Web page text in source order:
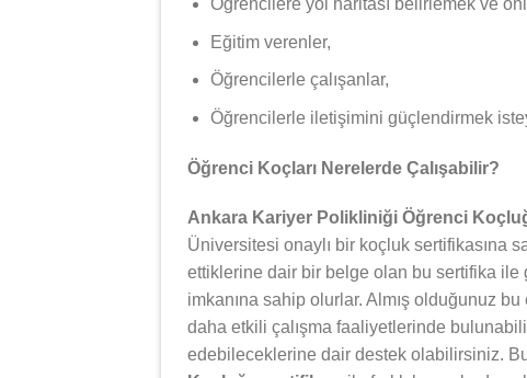
Öğrencilere yol haritası belirlemek ve
Eğitim verenler,
Öğrencilerle çalışanlar,
Öğrencilerle iletişimini güçlendirmek
Öğrenci Koçları Nerelerde Çalışabilir?
Ankara Kariyer Polikliniği Öğrenci
Üniversitesi onaylı bir koçluk sertifikasına
ettiklerine dair bir belge olan bu sertifika ile
imkanına sahip olurlar. Almış olduğunuz
daha etkili çalışma faaliyetlerinde
edebileceklerine dair destek olabilirsiniz.